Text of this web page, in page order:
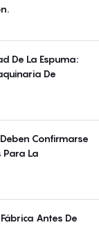
De La Espuma:
De
Confirmarse
Para La
Antes De